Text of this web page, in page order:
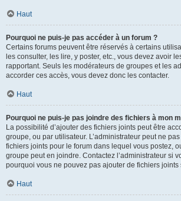
Haut
Pourquoi ne puis-je pas accéder à un forum ?
Certains forums peuvent être réservés à certains
les consulter, les lire, y poster, etc., vous devez avoir
rapportant. Seuls les modérateurs de groupes et les
accorder ces accès, vous devez donc les contacter.
Haut
Pourquoi ne puis-je pas joindre des fichiers à mon
La possibilité d’ajouter des fichiers joints peut être
groupe, ou par utilisateur. L’administrateur peut ne
fichiers joints pour le forum dans lequel vous postez,
groupe peut en joindre. Contactez l’administrateur si
pourquoi vous ne pouvez pas ajouter de fichiers joints
Haut